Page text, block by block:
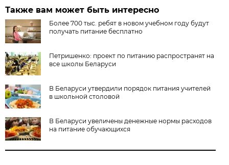
Также вам может быть интересно
Более 700 тыс. ребят в новом учебном году будут
получать питание бесплатно
Петришенко: проект по питанию распространят на
все школы Беларуси
В Беларуси утвердили порядок питания учителей
в школьной столовой
В Беларуси увеличены денежные нормы расходов
на питание обучающихся